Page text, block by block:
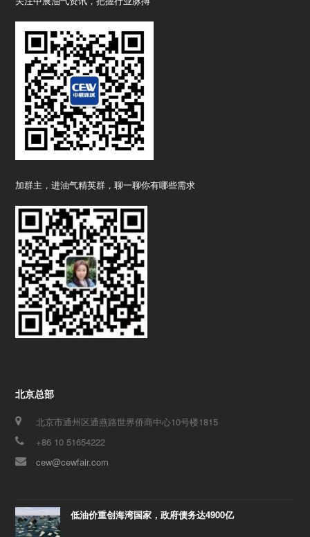
加群主，进油气精英群，聊一聊你有哪些需求
北京总部
北京市通州区通燕路世界侨商中心10号楼1815
+86 10 51654222
cew@cewfair.com
低油价重创海湾国家，政府债务达4900亿